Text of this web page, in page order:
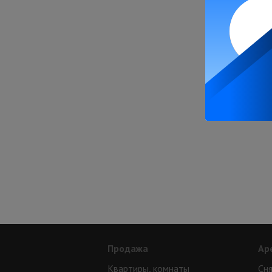
Продажа
Квартиры, комнаты